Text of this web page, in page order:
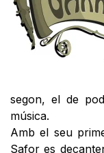
segon, el de
música.
Amb el seu
Safor es